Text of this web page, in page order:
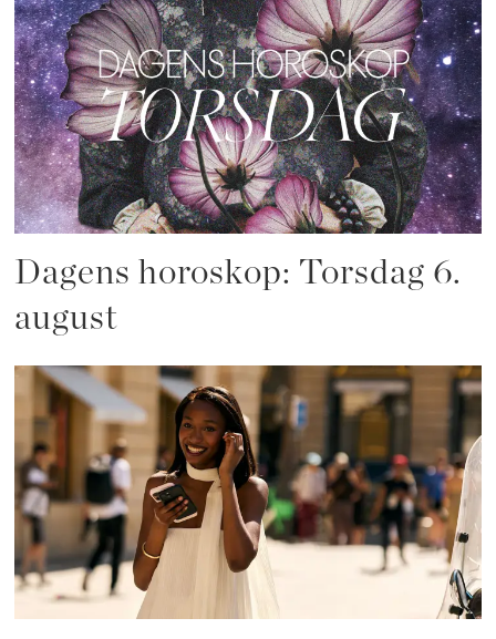
Dagens horoskop: Torsdag 6.
august